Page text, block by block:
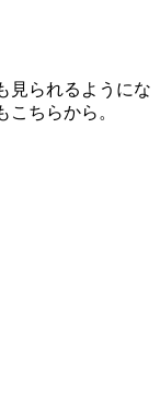
見られるようにな
ちらから。